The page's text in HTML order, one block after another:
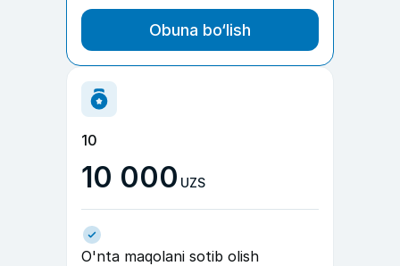
Obuna bo‘lish
10
10 000 UZS
O'nta maqolani sotib olish